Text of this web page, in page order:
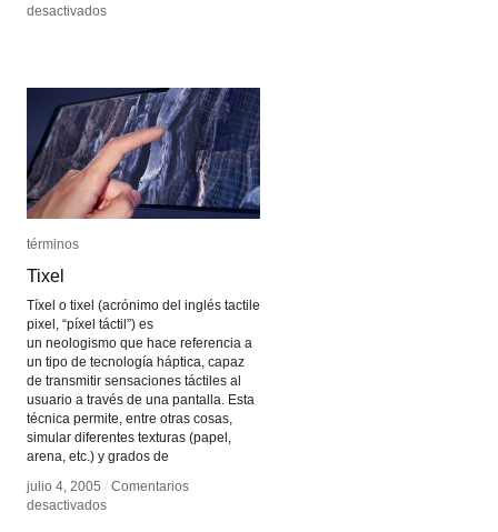
desactivadosen
desactivadosen
términos
Tixel
Tíxel o tixel (acrónimo del inglés tactile
pixel, “píxel táctil”) es
un neologismo que hace referencia a
un tipo de tecnología háptica, capaz
de transmitir sensaciones táctiles al
usuario a través de una pantalla. Esta
técnica permite, entre otras cosas,
simular diferentes texturas (papel,
arena, etc.) y grados de
julio 4, 2005 / Comentarios
desactivadosen
términos
Tixel
julio 4, 2005 / Comentarios
desactivadosen